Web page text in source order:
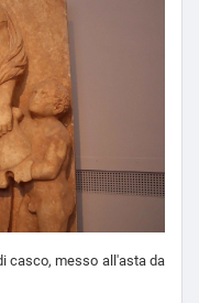
casco, messo all'asta da